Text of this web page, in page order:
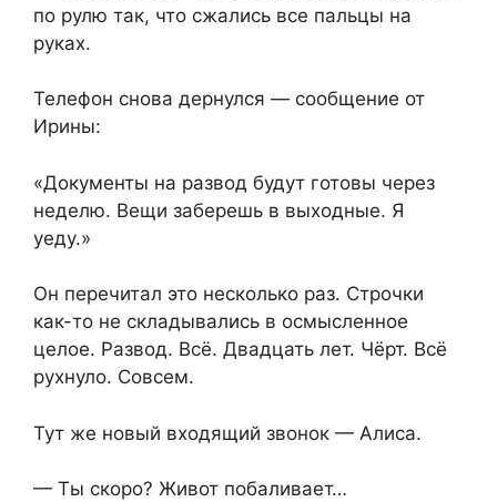
по рулю так, что сжались все пальцы на
руках.
Телефон снова дернулся — сообщение от
Ирины:
«Документы на развод будут готовы через
неделю. Вещи заберешь в выходные. Я
уеду.»
Он перечитал это несколько раз. Строчки
как-то не складывались в осмысленное
целое. Развод. Всё. Двадцать лет. Чёрт. Всё
рухнуло. Совсем.
Тут же новый входящий звонок — Алиса.
— Ты скоро? Живот побаливает…